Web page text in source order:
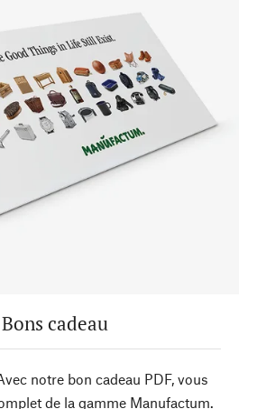
Bons cadeau
notre bon cadeau PDF, vous
de la gamme Manufactum.